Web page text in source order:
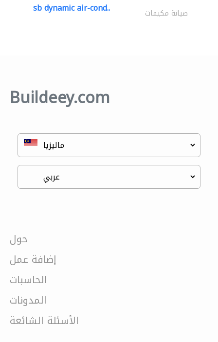
sb dynamic air-cond.. صيانة مكيفات
Buildeey.com
حول
إضافة عمل
الحاسبات
المدونات
الأسئلة الشائعة